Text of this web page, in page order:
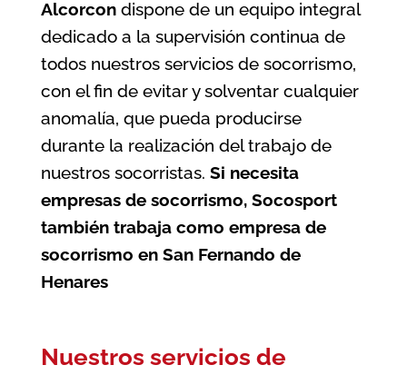
Alcorcondispone de un equipo integral
dedicado a la supervisión continua de
todos nuestros servicios de socorrismo,
con el fin de evitar y solventar cualquier
anomalía, que pueda producirse
durante la realización del trabajo de
nuestros socorristas. Si necesita
empresas de socorrismo, Socosport
también trabaja como empresa de
socorrismo en San Fernando de
Henares
Nuestros servicios de